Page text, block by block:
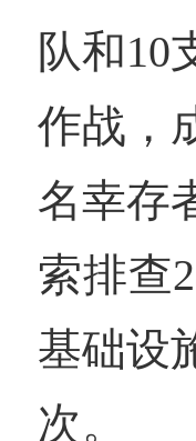
队和10
作战，
名幸存
索排查
基础设
次。